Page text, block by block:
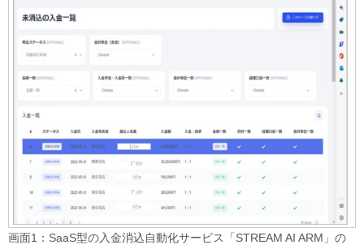
画面1：SaaS型の入金消込自動化サービス「STREAM AI ARM」の